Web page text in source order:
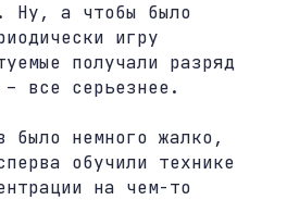
Ну, а чтобы было
игру
получали разряд
все серьезнее.
было немного жалко,
обучили технике
на чем-то